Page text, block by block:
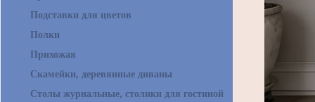
Подставки для цветов
Полки
Прихожая
Скамейки, деревянные диваны
Столы журнальные, столики для гостиной